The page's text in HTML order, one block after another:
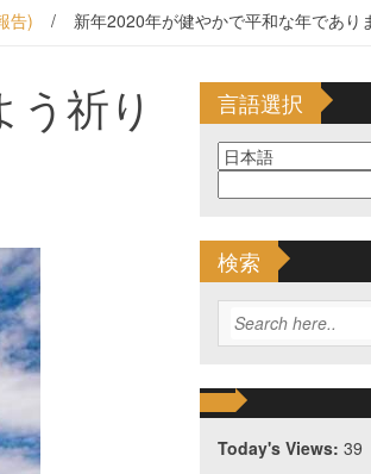
告) / 新年2020年が健やかで平和な年であり
祈り 言語選択
検索
Today's Views: 39